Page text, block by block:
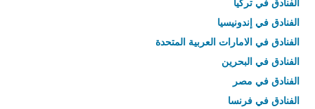
الفنادق في إندونيسيا
الفنادق في الامارات العربية المتحدة
الفنادق في البحرين
الفنادق في مصر
الفنادق في فرنسا